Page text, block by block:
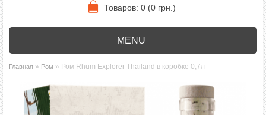
Товаров: 0 (0 грн.)
MENU
Главная » Ром » Ром Rhum Explorer Thailand в коробке 0,7л